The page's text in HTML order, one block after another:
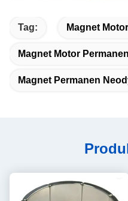
Tag: Magnet
Magnet Motor Permanen
Magnet Permanen